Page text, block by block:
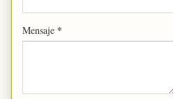
Mensaje *